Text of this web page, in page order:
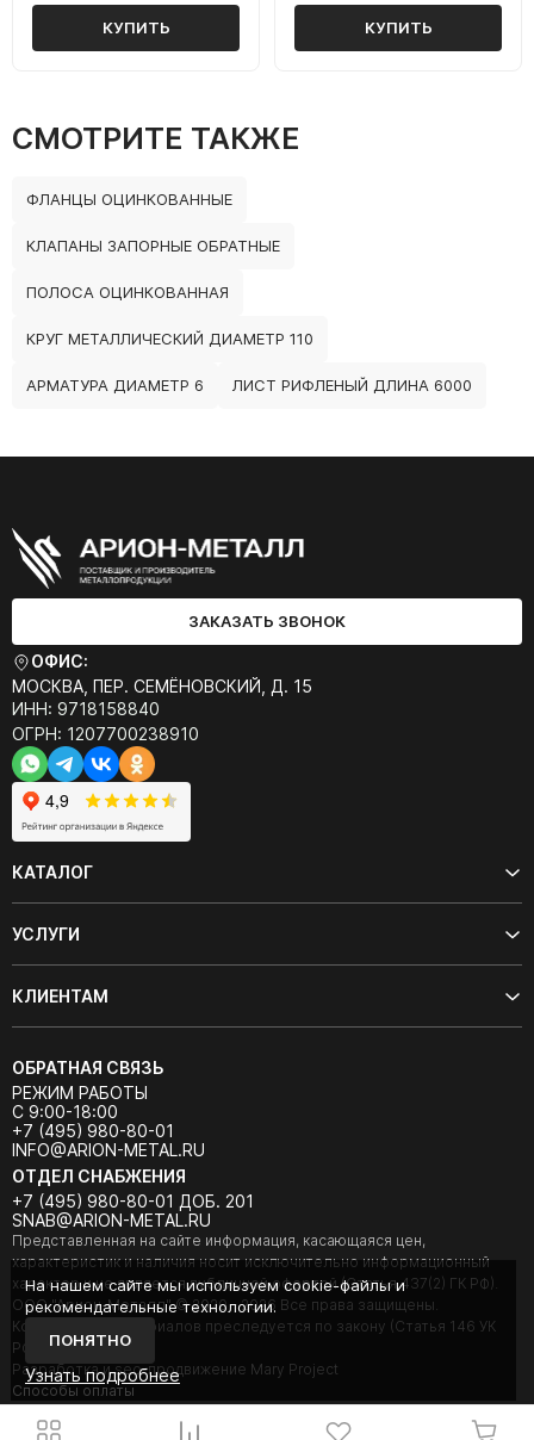
КУПИТЬ КУПИТЬ
СМОТРИТЕ ТАКЖЕ
ФЛАНЦЫ ОЦИНКОВАННЫЕ
КЛАПАНЫ ЗАПОРНЫЕ ОБРАТНЫЕ
ПОЛОСА ОЦИНКОВАННАЯ
КРУГ МЕТАЛЛИЧЕСКИЙ ДИАМЕТР 110
АРМАТУРА ДИАМЕТР 6 ЛИСТ РИФЛЕНЫЙ ДЛИНА 6000
ЗАКАЗАТЬ ЗВОНОК
ОФИС:
МОСКВА, ПЕР. СЕМЁНОВСКИЙ, Д. 15
ИНН: 9718158840
ОГРН: 1207700238910
КАТАЛОГ
УСЛУГИ
КЛИЕНТАМ
ОБРАТНАЯ СВЯЗЬ
РЕЖИМ РАБОТЫ
С 9:00-18:00
+7 (495) 980-80-01
INFO@ARION-METAL.RU
ОТДЕЛ СНАБЖЕНИЯ
+7 (495) 980-80-01 ДОБ. 201
SNAB@ARION-METAL.RU
Представленная на сайте информация, касающаяся цен,
характеристик и наличия носит исключительно информационный
характер и не является публичной офертой (Статья 437(2) ГК РФ).
ООО "Арион-Металл" © 2020 - 2026 Все права защищены.
Копирование материалов преследуется по закону (Статья 146 УК
РФ).
Разработка и seo-продвижение Mary Project
Cпособы оплаты
На нашем сайте мы используем cookie-файлы и
рекомендательные технологии.
ПОНЯТНО
Узнать подробнее